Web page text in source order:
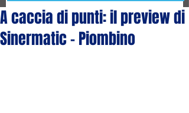
A caccia di punti: il preview di
Sinermatic - Piombino